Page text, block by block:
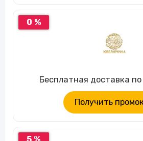
0 %
Бесплатная доставка
Получить